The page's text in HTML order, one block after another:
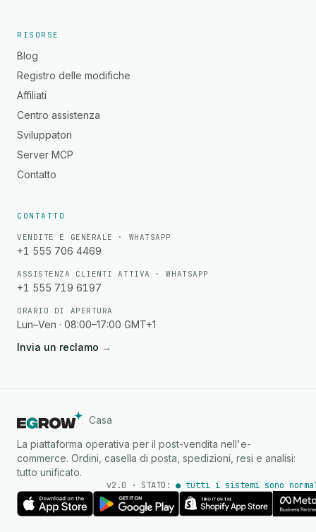
RISORSE
Blog
Registro delle modifiche
Affiliati
Centro assistenza
Sviluppatori
Server MCP
Contatto
CONTATTO
VENDITE E GENERALE · WHATSAPP
+1 555 706 4469
ASSISTENZA CLIENTI ATTIVA · WHATSAPP
+1 555 719 6197
ORARIO DI APERTURA
Lun–Ven · 08:00–17:00 GMT+1
Invia un reclamo →
Casa
La piattaforma operativa per il post-vendita nell'e-
commerce. Ordini, casella di posta, spedizioni, resi e analisi:
tutto unificato.
v2.0 · STATO: ● tutti i sistemi sono